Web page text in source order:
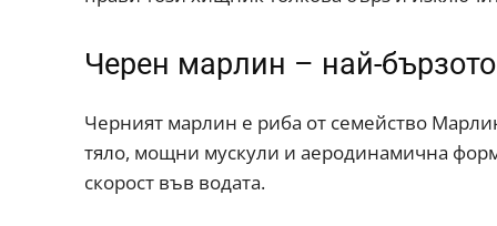
Черен марлин – най-
Черният марлин е риба от семейство
тяло, мощни мускули и аеродинамична
скорост във водата.